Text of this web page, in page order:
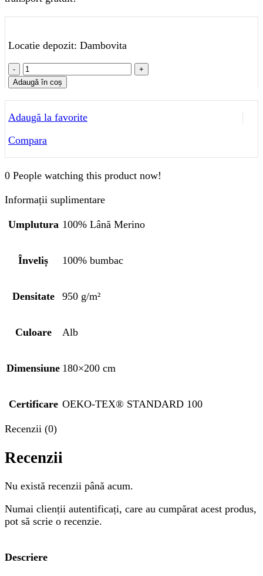
Locatie depozit: Dambovita
Cantitate
Protecție
Topper
Merino
|
g/mp
180x200
|
Adaugă în coș
Adaugă la favorite
Compara
0 People watching this product now!
Informații suplimentare
Umplutura 100% Lână Merino
Înveliș 100% bumbac
Densitate 950 g/m²
Culoare Alb
Dimensiune 180×200 cm
Certificare OEKO-TEX® STANDARD 100
Recenzii (0)
Recenzii
Nu există recenzii până acum.
Numai clienții autentificați, care au cumpărat acest produs,
pot să scrie o recenzie.
Descriere